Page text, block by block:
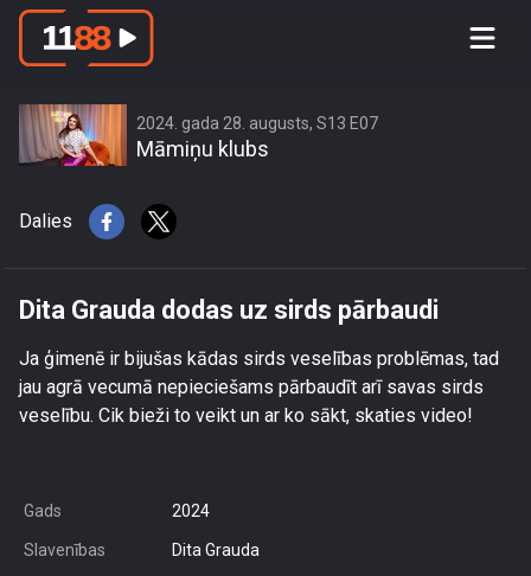
2024. gada 28. augusts, S13 E07
Māmiņu klubs
Dalies
Dita Grauda dodas uz sirds pārbaudi
Ja ģimenē ir bijušas kādas sirds veselības problēmas, tad
jau agrā vecumā nepieciešams pārbaudīt arī savas sirds
veselību. Cik bieži to veikt un ar ko sākt, skaties video!
Gads 2024
Slavenības Dita Grauda